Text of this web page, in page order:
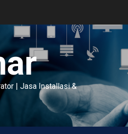
| Jasa Installasi &